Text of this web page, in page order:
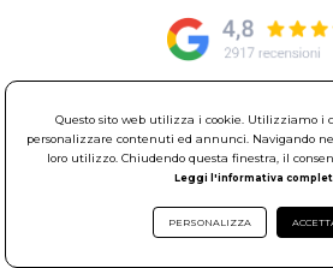
© Elettroservice Spa - Sede Legale: Via
00015 Monterotondo
Partita Iva: 01586761007 - Codice
Roma REA: RM-
Sede Operativa: Via Leonardo da Vinci,
Scalo (RM) - Telefono:
Questo sito web utilizza i cookie. Utilizziamo i
personalizzare contenuti ed annunci. Navigando
loro utilizzo. Chiudendo questa finestra, il
Leggi l'informativa
PERSONALIZZA